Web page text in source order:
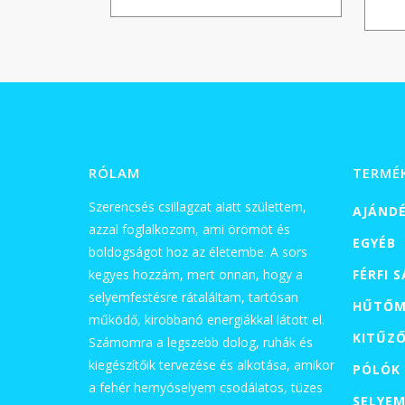
-
RÓLAM
Szerencsés csillagzat alatt születtem,
azzal foglalkozom, ami örömöt és
boldogságot hoz az életembe. A sors
kegyes hozzám, mert onnan, hogy a
selyemfestésre rátaláltam, tartósan
működő, kirobbanó energiákkal látott el.
Számomra a legszebb dolog, ruhák és
kiegészítőik tervezése és alkotása, amikor
a fehér hernyóselyem csodálatos, tüzes
EGYÉB
FÉRFI
PÓLÓK